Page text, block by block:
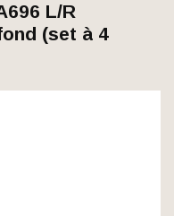
L/R
(set à 4